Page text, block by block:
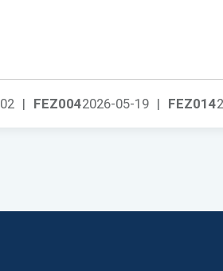
FEZ014
FEZ0042026-05-19 |
|